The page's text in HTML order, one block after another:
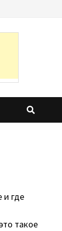
и где
такое